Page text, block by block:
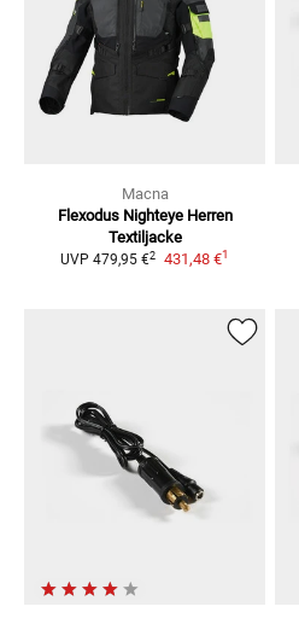
Macna
Flexodus Nighteye Herren
Textiljacke
UVP 479,95 €2 431,48 €1